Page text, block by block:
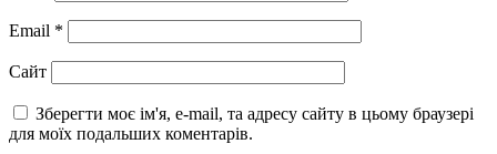
Email *
Сайт
Зберегти моє ім'я, e-mail, та адресу сайту в цьому браузері
для моїх подальших коментарів.